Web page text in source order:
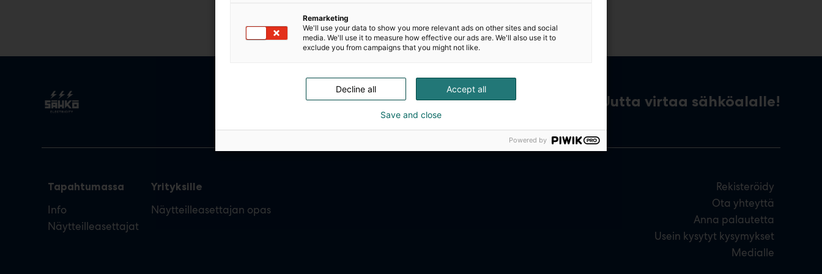
Uutta virtaa sähköalalle!
Tapahtumassa
Info
Näytteilleasettajat
Yrityksille
Näytteilleasettajan opas
Rekisteröidy
Ota yhteyttä
Anna palautetta
Usein kysytyt kysymykset
Medialle
Remarketing
We'll use your data to show you more relevant ads on other sites and social
media. We'll use it to measure how effective our ads are. We'll also use it to
exclude you from campaigns that you might not like.
Accept all
Decline all
Save and close
Powered by